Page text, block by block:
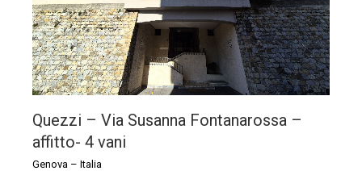
Quezzi – Via Susanna Fontanarossa –
affitto- 4 vani
Genova – Italia